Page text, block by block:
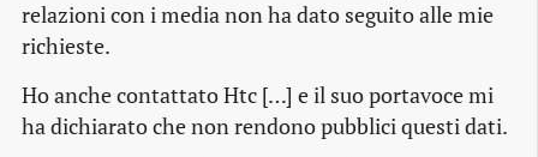
relazioni con i media non ha dato seguito alle mie
richieste.
Ho anche contattato Htc […] e il suo portavoce mi
ha dichiarato che non rendono pubblici questi dati.